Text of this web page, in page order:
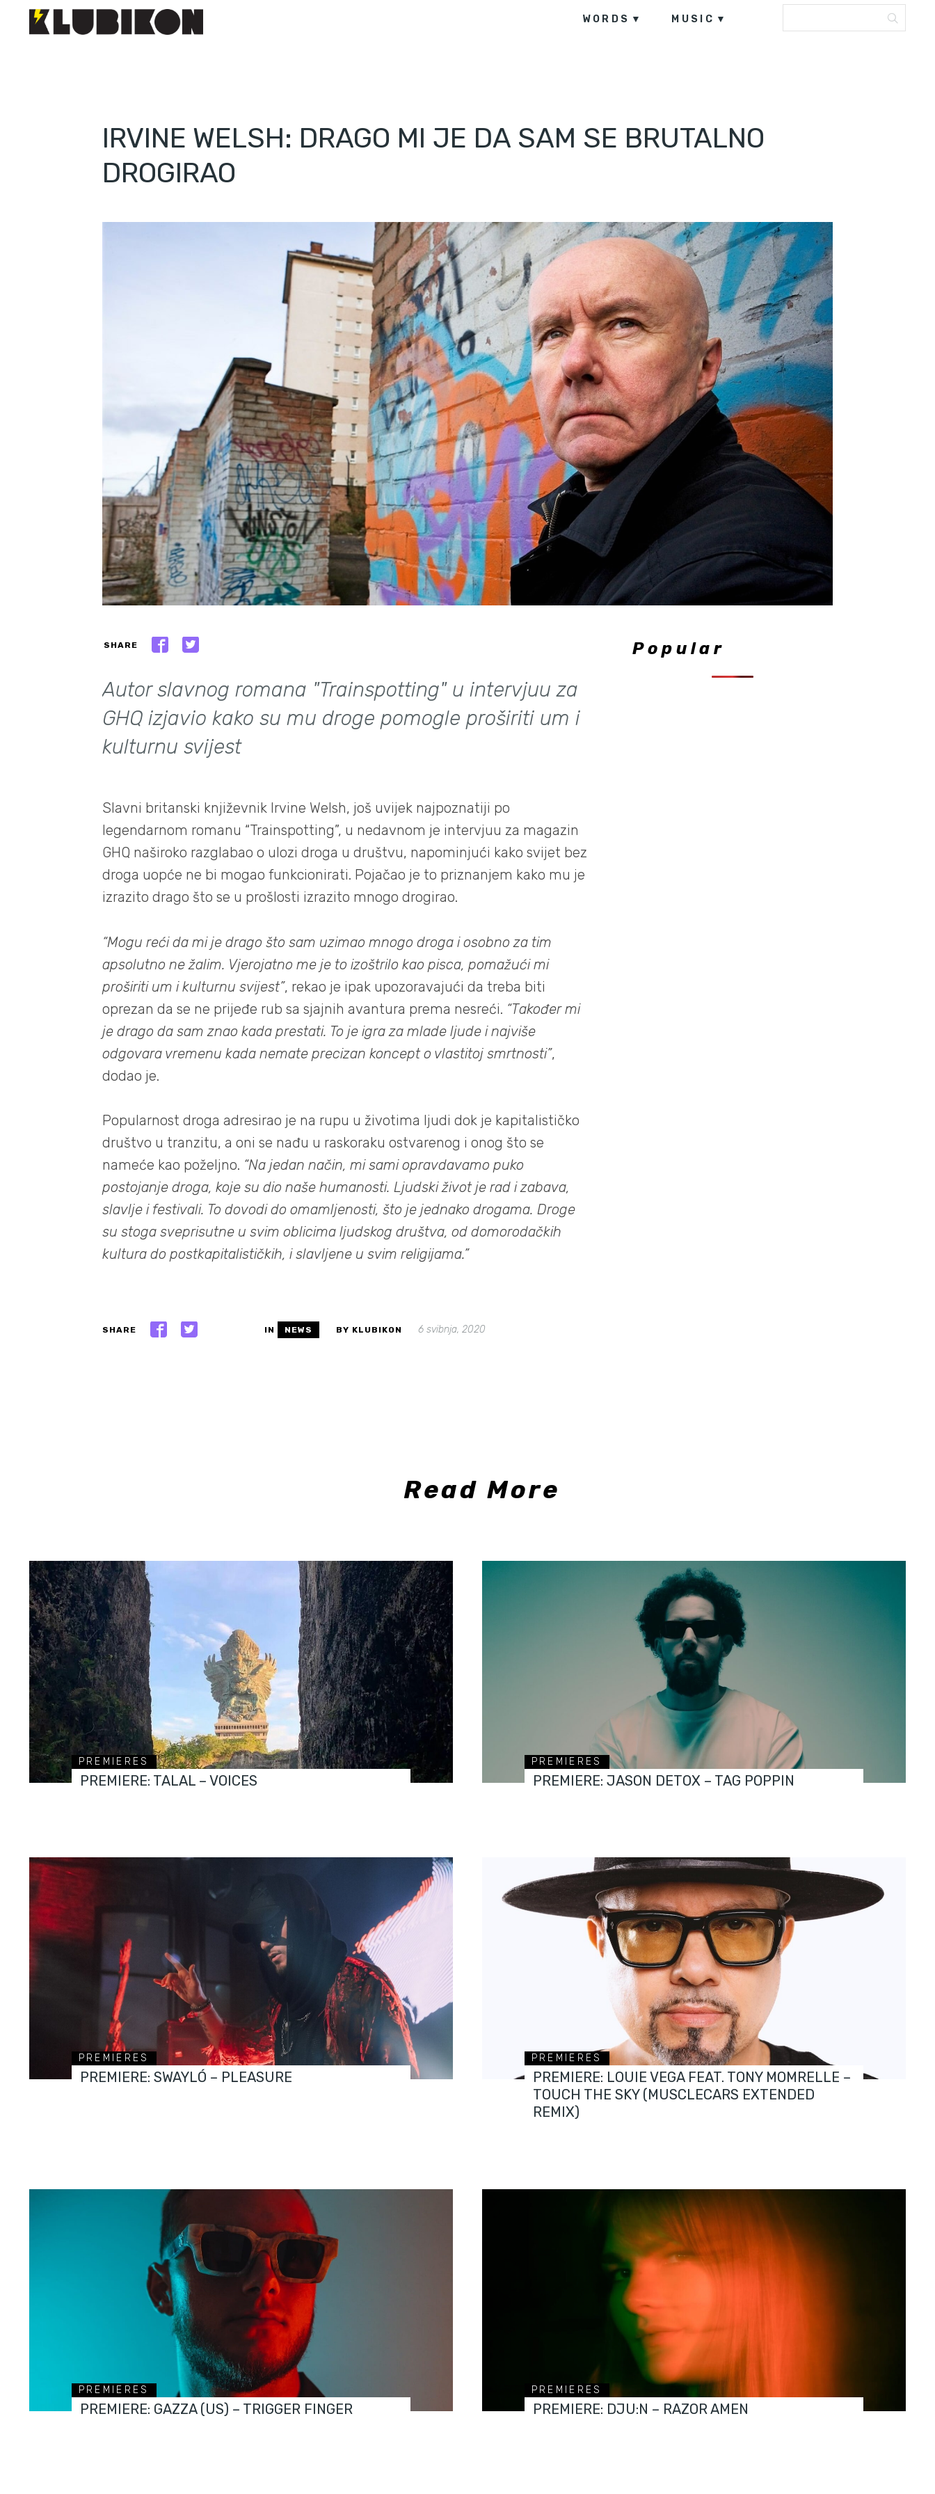
WORDS MUSIC
IRVINE WELSH: DRAGO MI JE DA SAM SE BRUTALNO
DROGIRAO
SHARE
Autor slavnog romana "Trainspotting" u intervjuu za
GHQ izjavio kako su mu droge pomogle proširiti um i
kulturnu svijest
Slavni britanski književnik Irvine Welsh, još uvijek najpoznatiji po
legendarnom romanu “Trainspotting”, u nedavnom je intervjuu za magazin
GHQ naširoko razglabao o ulozi droga u društvu, napominjući kako svijet bez
droga uopće ne bi mogao funkcionirati. Pojačao je to priznanjem kako mu je
izrazito drago što se u prošlosti izrazito mnogo drogirao.
“Mogu reći da mi je drago što sam uzimao mnogo droga i osobno za tim
apsolutno ne žalim. Vjerojatno me je to izoštrilo kao pisca, pomažući mi
proširiti um i kulturnu svijest”, rekao je ipak upozoravajući da treba biti
oprezan da se ne prijeđe rub sa sjajnih avantura prema nesreći. “Također mi
je drago da sam znao kada prestati. To je igra za mlade ljude i najviše
odgovara vremenu kada nemate precizan koncept o vlastitoj smrtnosti”,
dodao je.
Popularnost droga adresirao je na rupu u životima ljudi dok je kapitalističko
društvo u tranzitu, a oni se nađu u raskoraku ostvarenog i onog što se
nameće kao poželjno. “Na jedan način, mi sami opravdavamo puko
postojanje droga, koje su dio naše humanosti. Ljudski život je rad i zabava,
slavlje i festivali. To dovodi do omamljenosti, što je jednako drogama. Droge
su stoga sveprisutne u svim oblicima ljudskog društva, od domorodačkih
kultura do postkapitalističkih, i slavljene u svim religijama.”
SHARE IN NEWS BY KLUBIKON 6 svibnja, 2020
Popular
Read More
PREMIERES
PREMIERE: TALAL – VOICES
PREMIERES
PREMIERE: JASON DETOX – TAG POPPIN
PREMIERES
PREMIERE: SWAYLÓ – PLEASURE
PREMIERES
PREMIERE: LOUIE VEGA FEAT. TONY MOMRELLE –
TOUCH THE SKY (MUSCLECARS EXTENDED
REMIX)
PREMIERES
PREMIERE: GAZZA (US) – TRIGGER FINGER
PREMIERES
PREMIERE: DJU:N – RAZOR AMEN